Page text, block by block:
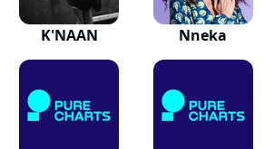
K'NAAN Nneka